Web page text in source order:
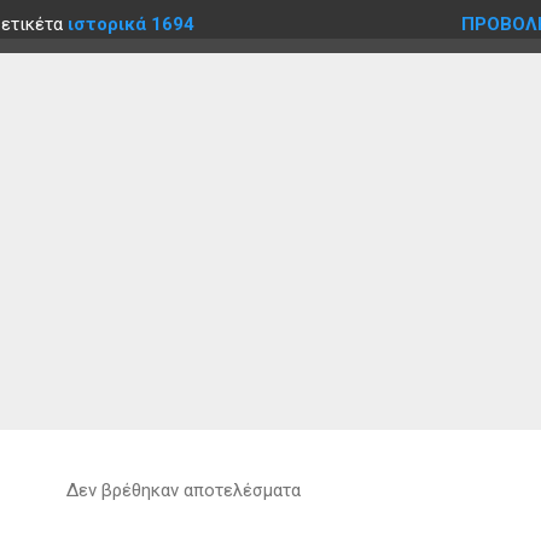
ιστορικά 1694
Δεν βρέθηκαν αποτελέσματα